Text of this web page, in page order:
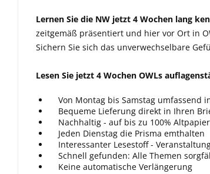
Lernen Sie die NW jetzt 4 Wochen lang
zeitgemäß präsentiert und hier vor Ort in
Sichern Sie sich das unverwechselbare
Lesen Sie jetzt 4 Wochen OWLs
Von Montag bis Samstag umfassend
Bequeme Lieferung direkt in Ihren
Nachhaltig - auf bis zu 100%
Jeden Dienstag die Prisma emthalten
Interessanter Lesestoff -
Schnell gefunden: Alle Themen
Keine automatische Verlängerung